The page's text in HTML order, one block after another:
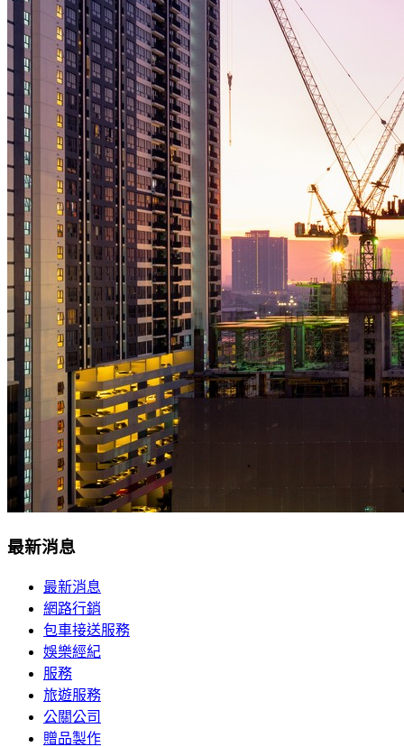
最新消息
最新消息
網路行銷
包車接送服務
娛樂經紀
服務
旅遊服務
公關公司
贈品製作